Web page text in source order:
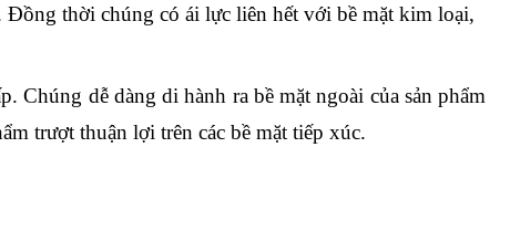
Đồng thời chúng có ái lực liên hết với bề mặt kim loại,
Chúng dễ dàng di hành ra bề mặt ngoài của sản phẩm
trượt thuận lợi trên các bề mặt tiếp xúc.